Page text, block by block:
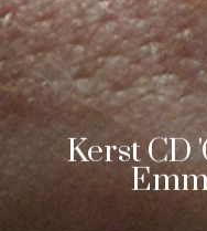
Kerst CD